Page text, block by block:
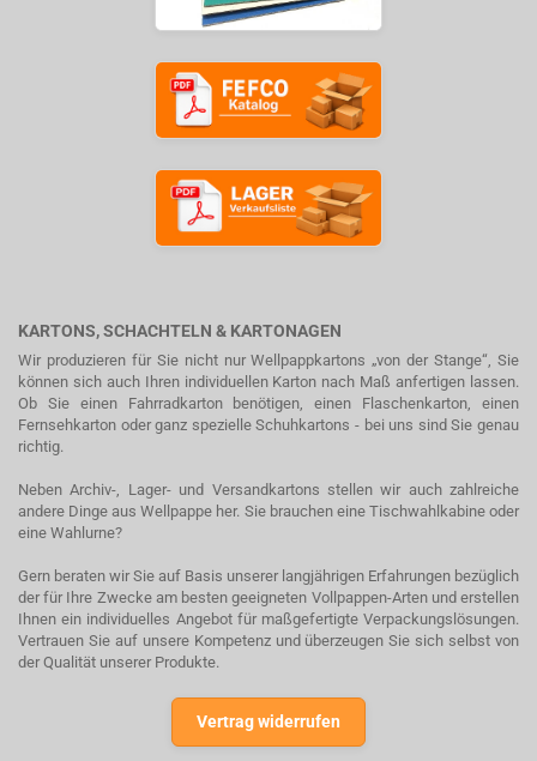
KARTONS, SCHACHTELN & KARTONAGEN
Wir produzieren für Sie nicht nur Wellpappkartons „von der Stange“, Sie
können sich auch Ihren individuellen Karton nach Maß anfertigen lassen.
Ob Sie einen Fahrradkarton benötigen, einen Flaschenkarton, einen
Fernsehkarton oder ganz spezielle Schuhkartons - bei uns sind Sie genau
richtig.
Neben Archiv-, Lager- und Versandkartons stellen wir auch zahlreiche
andere Dinge aus Wellpappe her. Sie brauchen eine Tischwahlkabine oder
eine Wahlurne?
Gern beraten wir Sie auf Basis unserer langjährigen Erfahrungen bezüglich
der für Ihre Zwecke am besten geeigneten Vollpappen-Arten und erstellen
Ihnen ein individuelles Angebot für maßgefertigte Verpackungslösungen.
Vertrauen Sie auf unsere Kompetenz und überzeugen Sie sich selbst von
der Qualität unserer Produkte.
Vertrag widerrufen